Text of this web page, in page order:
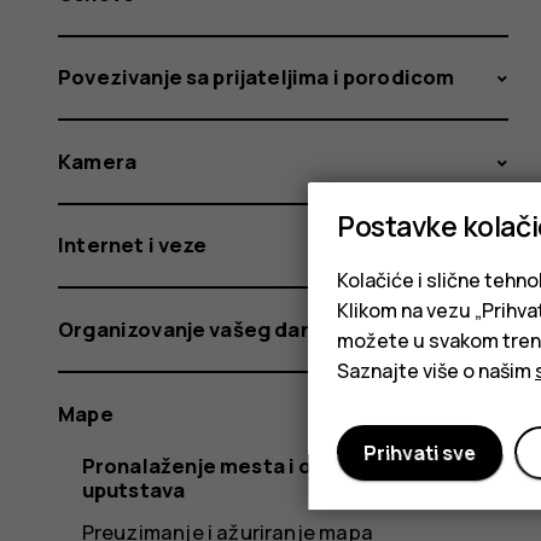
Povezivanje sa prijateljima i porodicom
Kamera
Internet i veze
Organizovanje vašeg dana
Mape
Pronalaženje mesta i obezbeđivanje
uputstava
Preuzimanje i ažuriranje mapa
Postavke
Kolačiće i slične
Klikom na vezu
možete u svakom
Saznajte više o našim
Prihvati sve